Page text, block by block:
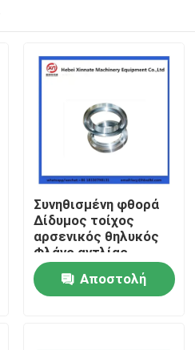
Συνηθισμένη φθορά
Δίδυμος τοίχος
αρσενικός θηλυκός
Φλάνς αντλίας
σκυροδέματος Μέρη
αντλίας
σκυροδέματος
Αποστολή